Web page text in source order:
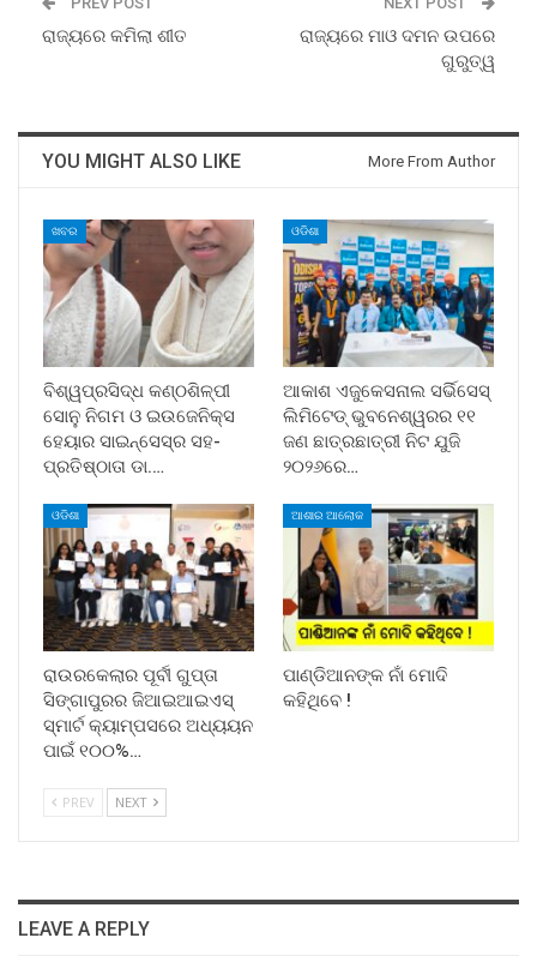
ରାଜ୍ୟରେ କମିଲା ଶୀତ
ରାଜ୍ୟରେ ମାଓ ଦମନ ଉପରେ
ଗୁରୁତ୍ୱ
YOU MIGHT ALSO LIKE More From Author
ଖବର
ବିଶ୍ୱପ୍ରସିଦ୍ଧ କଣ୍ଠଶିଳ୍ପୀ
ସୋନୁ ନିଗମ ଓ ଇଉଜେନିକ୍ସ
ହେୟାର ସାଇନ୍ସେସ୍ର ସହ-
ପ୍ରତିଷ୍ଠାତା ଡା.…
ଓଡିଶା
ଆକାଶ ଏଜୁକେସନାଲ ସର୍ଭିସେସ୍
ଲିମିଟେଡ୍ ଭୁବନେଶ୍ୱରର ୧୧
ଜଣ ଛାତ୍ରଛାତ୍ରୀ ନିଟ ଯୁଜି
୨୦୨୬ରେ…
ଓଡିଶା
ରାଉରକେଲାର ପୂର୍ବୀ ଗୁପ୍ତା
ସିଙ୍ଗାପୁରର ଜିଆଇଆଇଏସ୍
ସ୍ମାର୍ଟ କ୍ୟାମ୍ପସରେ ଅଧ୍ୟୟନ
ପାଇଁ ୧୦୦%…
ଆଶାର ଆଲୋକ
ପାଣ୍ଡିଆନଙ୍କ ନାଁ ମୋଦି
କହିଥିବେ !
PREV NEXT
LEAVE A REPLY